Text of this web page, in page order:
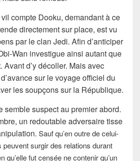
vil compte Dooku, demandant à ce
directement sur place, est vu
par le clan Jedi. Afin d’anticiper
Wan investigue ainsi autant que
d’y décoller. Mais avec
sur le voyage officiel du
les soupçons sur la République.
semble suspect au premier abord.
un redoutable adversaire tisse
Sauf qu’en outre de celui-
surgir des relations durant
qu’elle fut censée ne contenir qu’un